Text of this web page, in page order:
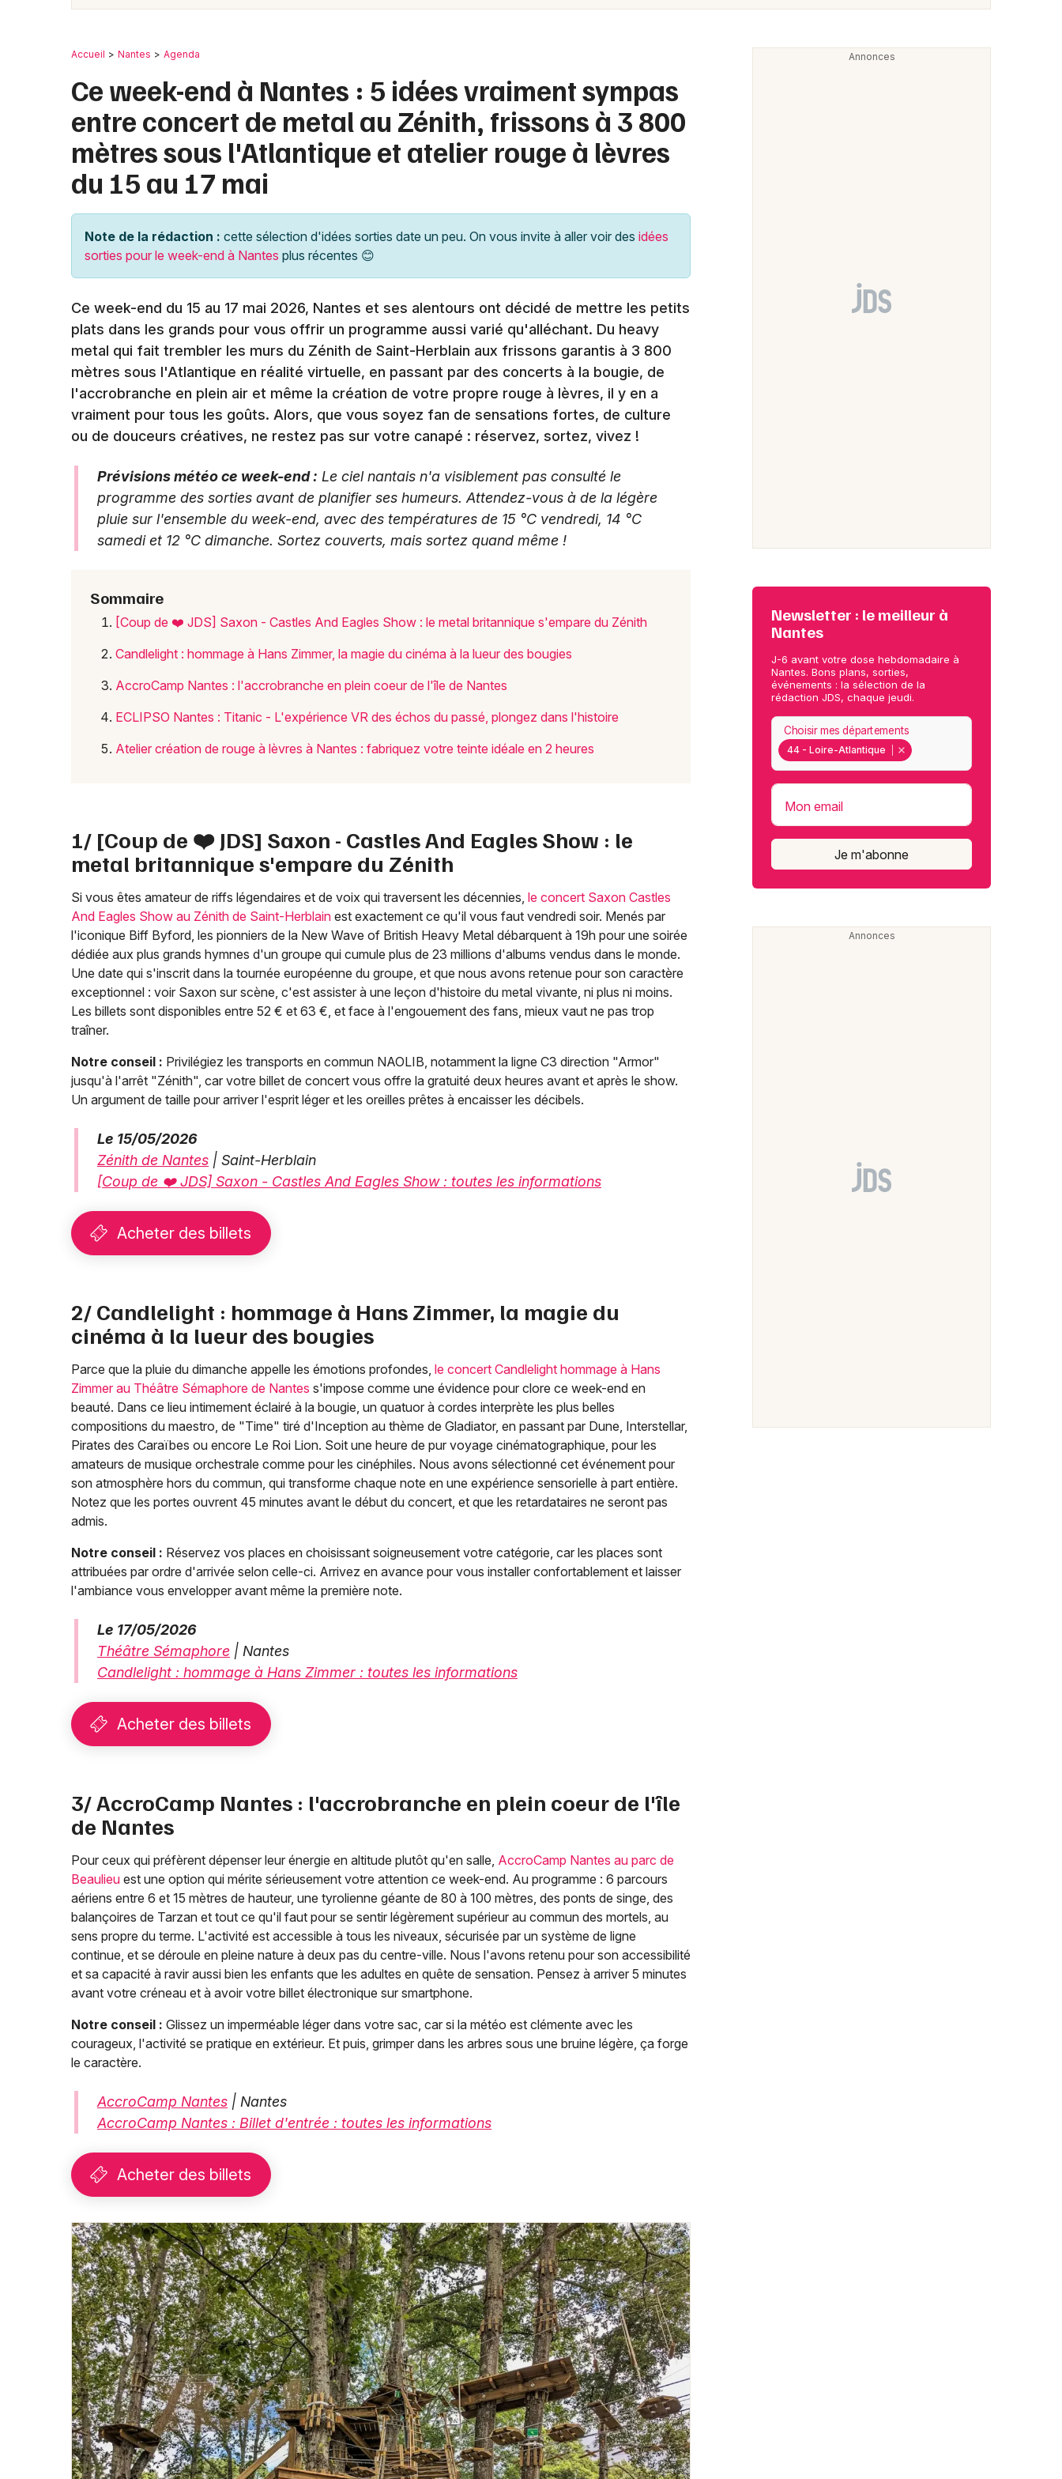
Sports
Soirées
Sorties famille
Sorties & loisirs
Agenda dans les Pays de la Loire
Newsletter des sorties
Artistes en tournée
Actus à Nantes
Magazine à Nantes
44 - Loire-Atlantique
Mulhouse
Nice
Toutes les villes
Accueil Nantes Agenda
Ce week-end à Nantes : 5 idées vraiment sympas
entre concert de metal au Zénith, frissons à 3 800
mètres sous l'Atlantique et atelier rouge à lèvres
du 15 au 17 mai
Note de la rédaction : cette sélection d'idées sorties date un peu. On vous invite à aller voir des idées
sorties pour le week-end à Nantes plus récentes 😊
Ce week-end du 15 au 17 mai 2026, Nantes et ses alentours ont décidé de mettre les petits
plats dans les grands pour vous offrir un programme aussi varié qu'alléchant. Du heavy
metal qui fait trembler les murs du Zénith de Saint-Herblain aux frissons garantis à 3 800
mètres sous l'Atlantique en réalité virtuelle, en passant par des concerts à la bougie, de
l'accrobranche en plein air et même la création de votre propre rouge à lèvres, il y en a
vraiment pour tous les goûts. Alors, que vous soyez fan de sensations fortes, de culture
ou de douceurs créatives, ne restez pas sur votre canapé : réservez, sortez, vivez !
Prévisions météo ce week-end : Le ciel nantais n'a visiblement pas consulté le
programme des sorties avant de planifier ses humeurs. Attendez-vous à de la légère
pluie sur l'ensemble du week-end, avec des températures de 15 °C vendredi, 14 °C
samedi et 12 °C dimanche. Sortez couverts, mais sortez quand même !
Sommaire
[Coup de ❤️ JDS] Saxon - Castles And Eagles Show : le metal britannique s'empare du Zénith
Candlelight : hommage à Hans Zimmer, la magie du cinéma à la lueur des bougies
AccroCamp Nantes : l'accrobranche en plein coeur de l'île de Nantes
ECLIPSO Nantes : Titanic - L'expérience VR des échos du passé, plongez dans l'histoire
Atelier création de rouge à lèvres à Nantes : fabriquez votre teinte idéale en 2 heures
1/ [Coup de ❤️ JDS] Saxon - Castles And Eagles Show : le
metal britannique s'empare du Zénith
Si vous êtes amateur de riffs légendaires et de voix qui traversent les décennies, le concert Saxon Castles
And Eagles Show au Zénith de Saint-Herblain est exactement ce qu'il vous faut vendredi soir. Menés par
l'iconique Biff Byford, les pionniers de la New Wave of British Heavy Metal débarquent à 19h pour une soirée
dédiée aux plus grands hymnes d'un groupe qui cumule plus de 23 millions d'albums vendus dans le monde.
Une date qui s'inscrit dans la tournée européenne du groupe, et que nous avons retenue pour son caractère
exceptionnel : voir Saxon sur scène, c'est assister à une leçon d'histoire du metal vivante, ni plus ni moins.
Les billets sont disponibles entre 52 € et 63 €, et face à l'engouement des fans, mieux vaut ne pas trop
traîner.
Notre conseil : Privilégiez les transports en commun NAOLIB, notamment la ligne C3 direction "Armor"
jusqu'à l'arrêt "Zénith", car votre billet de concert vous offre la gratuité deux heures avant et après le show.
Un argument de taille pour arriver l'esprit léger et les oreilles prêtes à encaisser les décibels.
Le 15/05/2026
Zénith de Nantes | Saint-Herblain
[Coup de ❤️ JDS] Saxon - Castles And Eagles Show : toutes les informations
Acheter des billets
2/ Candlelight : hommage à Hans Zimmer, la magie du
cinéma à la lueur des bougies
Parce que la pluie du dimanche appelle les émotions profondes, le concert Candlelight hommage à Hans
Zimmer au Théâtre Sémaphore de Nantes s'impose comme une évidence pour clore ce week-end en
beauté. Dans ce lieu intimement éclairé à la bougie, un quatuor à cordes interprète les plus belles
compositions du maestro, de "Time" tiré d'Inception au thème de Gladiator, en passant par Dune, Interstellar,
Pirates des Caraïbes ou encore Le Roi Lion. Soit une heure de pur voyage cinématographique, pour les
amateurs de musique orchestrale comme pour les cinéphiles. Nous avons sélectionné cet événement pour
son atmosphère hors du commun, qui transforme chaque note en une expérience sensorielle à part entière.
Notez que les portes ouvrent 45 minutes avant le début du concert, et que les retardataires ne seront pas
admis.
Notre conseil : Réservez vos places en choisissant soigneusement votre catégorie, car les places sont
attribuées par ordre d'arrivée selon celle-ci. Arrivez en avance pour vous installer confortablement et laisser
l'ambiance vous envelopper avant même la première note.
Le 17/05/2026
Théâtre Sémaphore | Nantes
Candlelight : hommage à Hans Zimmer : toutes les informations
Acheter des billets
3/ AccroCamp Nantes : l'accrobranche en plein coeur de l'île
de Nantes
Pour ceux qui préfèrent dépenser leur énergie en altitude plutôt qu'en salle, AccroCamp Nantes au parc de
Beaulieu est une option qui mérite sérieusement votre attention ce week-end. Au programme : 6 parcours
aériens entre 6 et 15 mètres de hauteur, une tyrolienne géante de 80 à 100 mètres, des ponts de singe, des
balançoires de Tarzan et tout ce qu'il faut pour se sentir légèrement supérieur au commun des mortels, au
sens propre du terme. L'activité est accessible à tous les niveaux, sécurisée par un système de ligne
continue, et se déroule en pleine nature à deux pas du centre-ville. Nous l'avons retenu pour son accessibilité
et sa capacité à ravir aussi bien les enfants que les adultes en quête de sensation. Pensez à arriver 5 minutes
avant votre créneau et à avoir votre billet électronique sur smartphone.
Notre conseil : Glissez un imperméable léger dans votre sac, car si la météo est clémente avec les
courageux, l'activité se pratique en extérieur. Et puis, grimper dans les arbres sous une bruine légère, ça forge
le caractère.
AccroCamp Nantes | Nantes
AccroCamp Nantes : Billet d'entrée : toutes les informations
Acheter des billets
Newsletter : le meilleur à
Nantes
J-6 avant votre dose hebdomadaire à
Nantes. Bons plans, sorties,
événements : la sélection de la
rédaction JDS, chaque jeudi.
44 - Loire-Atlantique
Choisir mes départements
Mon email
Je m'abonne